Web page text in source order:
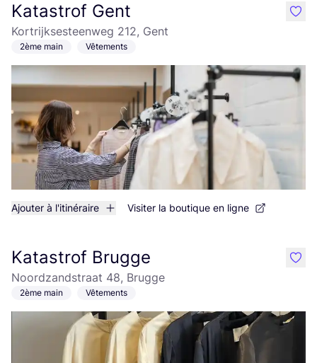
Katastrof Gent
Kortrijksesteenweg 212, Gent
2ème main Vêtements
Ajouter à l'itinéraire Visiter la boutique en ligne
like
Katastrof Brugge
Noordzandstraat 48, Brugge
2ème main Vêtements
like